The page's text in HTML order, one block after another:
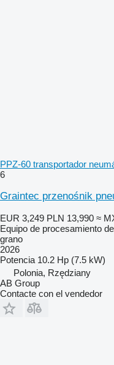
PPZ-60 transportador
6
Graintec przenośnik
EUR 3,249 PLN 13,990 ≈
Equipo de procesamiento
grano
2026
Potencia 10.2 Hp (7.5 kW)
Polonia, Rzędziany
AB Group
Contacte con el vendedor